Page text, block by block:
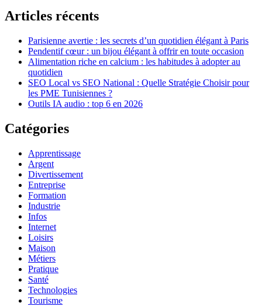
Articles récents
Parisienne avertie : les secrets d’un quotidien élégant à Paris
Pendentif cœur : un bijou élégant à offrir en toute occasion
Alimentation riche en calcium : les habitudes à adopter au
quotidien
SEO Local vs SEO National : Quelle Stratégie Choisir pour
les PME Tunisiennes ?
Outils IA audio : top 6 en 2026
Catégories
Apprentissage
Argent
Divertissement
Entreprise
Formation
Industrie
Infos
Internet
Loisirs
Maison
Métiers
Pratique
Santé
Technologies
Tourisme